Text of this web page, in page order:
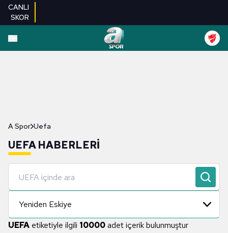
CANLI
SKOR
A Spor Uefa
UEFA HABERLERI
Yeniden Eskiye
UEFA etiketiyle ilgili 10000adet içerik bulunmuştur